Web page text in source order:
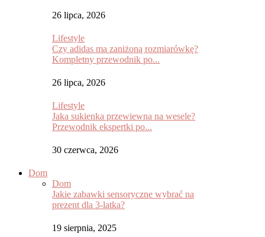
26 lipca, 2026
Lifestyle
Czy adidas ma zaniżoną rozmiarówkę?
Kompletny przewodnik po...
26 lipca, 2026
Lifestyle
Jaka sukienka przewiewna na wesele?
Przewodnik ekspertki po...
30 czerwca, 2026
Dom
Dom
Jakie zabawki sensoryczne wybrać na
prezent dla 3-latka?
19 sierpnia, 2025